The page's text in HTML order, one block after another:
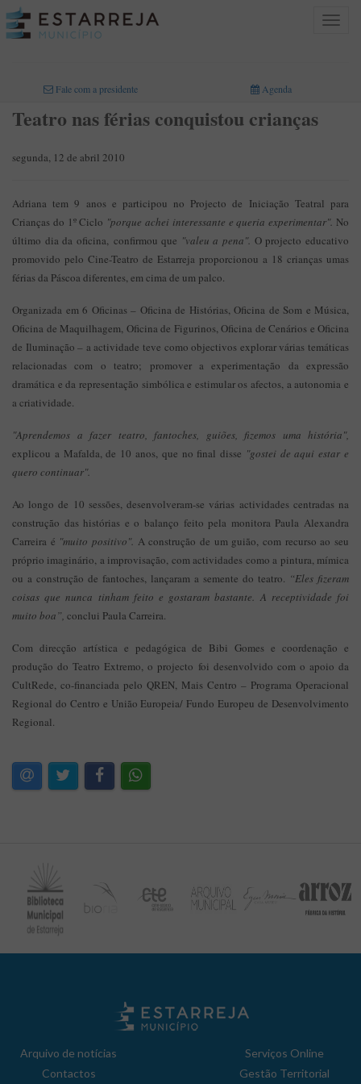
Toggle
Fale com a presidente Agenda
Teatro nas férias conquistou crianças
segunda, 12 de abril 2010
Adriana tem 9 anos e participou no Projecto de Iniciação Teatral para
Crianças do 1º Ciclo "porque achei interessante e queria experimentar". No
último dia da oficina, confirmou que "valeu a pena". O projecto educativo
promovido pelo Cine-Teatro de Estarreja proporcionou a 18 crianças umas
férias da Páscoa diferentes, em cima de um palco.
Organizada em 6 Oficinas – Oficina de Histórias, Oficina de Som e Música,
Oficina de Maquilhagem, Oficina de Figurinos, Oficina de Cenários e Oficina
de Iluminação – a actividade teve como objectivos explorar várias temáticas
relacionadas com o teatro; promover a experimentação da expressão
dramática e da representação simbólica e estimular os afectos, a autonomia e
a criatividade.
"Aprendemos a fazer teatro, fantoches, guiões, fizemos uma história",
explicou a Mafalda, de 10 anos, que no final disse "gostei de aqui estar e
quero continuar".
Ao longo de 10 sessões, desenvolveram-se várias actividades centradas na
construção das histórias e o balanço feito pela monitora Paula Alexandra
Carreira é "muito positivo". A construção de um guião, com recurso ao seu
próprio imaginário, a improvisação, com actividades como a pintura, mímica
ou a construção de fantoches, lançaram a semente do teatro. “Eles fizeram
coisas que nunca tinham feito e gostaram bastante. A receptividade foi
muito boa”, conclui Paula Carreira.
Com direcção artística e pedagógica de Bibi Gomes e coordenação e
produção do Teatro Extremo, o projecto foi desenvolvido com o apoio da
CultRede, co-financiada pelo QREN, Mais Centro – Programa Operacional
Regional do Centro e União Europeia/ Fundo Europeu de Desenvolvimento
Regional.
Arquivo de notícias
Contactos
Serviços Online
Gestão Territorial